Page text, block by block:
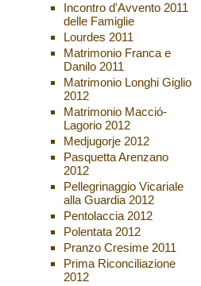
Incontro d'Avvento 2011
delle Famiglie
Lourdes 2011
Matrimonio Franca e
Danilo 2011
Matrimonio Longhi Giglio
2012
Matrimonio Macció-
Lagorio 2012
Medjugorje 2012
Pasquetta Arenzano
2012
Pellegrinaggio Vicariale
alla Guardia 2012
Pentolaccia 2012
Polentata 2012
Pranzo Cresime 2011
Prima Riconciliazione
2012